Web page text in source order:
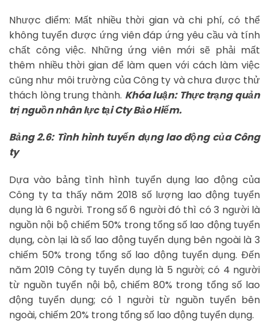
Nhược điểm: Mất nhiều thời gian và chi phí, có thể
không tuyển được ứng viên đáp ứng yêu cầu và tính
chất công việc. Những ứng viên mới sẽ phải mất
thêm nhiều thời gian để làm quen với cách làm việc
cũng như môi trường của Công ty và chưa được thử
thách lòng trung thành. Khóa luận: Thực trạng quản
trị nguồn nhân lực tại Cty Bảo Hiểm.
Bảng 2.6: Tình hình tuyển dụng lao động của Công
ty
Dựa vào bảng tình hình tuyển dụng lao động của
Công ty ta thấy năm 2018 số lượng lao động tuyển
dụng là 6 người. Trong số 6 người đó thì có 3 người là
nguồn nội bộ chiếm 50% trong tổng số lao động tuyển
dụng, còn lại là số lao động tuyển dụng bên ngoài là 3
chiếm 50% trong tổng số lao động tuyển dụng. Đến
năm 2019 Công ty tuyển dụng là 5 người; có 4 người
từ nguồn tuyển nội bộ, chiếm 80% trong tổng số lao
động tuyển dụng; có 1 người từ nguồn tuyển bên
ngoài, chiếm 20% trong tổng số lao động tuyển dụng.